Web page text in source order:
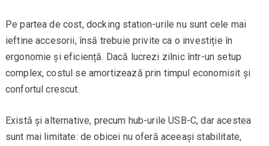
Pe partea de cost, docking station-urile nu sunt cele mai
ieftine accesorii, însă trebuie privite ca o investiție în
ergonomie și eficiență. Dacă lucrezi zilnic într-un setup
complex, costul se amortizează prin timpul economisit și
confortul crescut.
Există și alternative, precum hub-urile USB-C, dar acestea
sunt mai limitate: de obicei nu oferă aceeași stabilitate,